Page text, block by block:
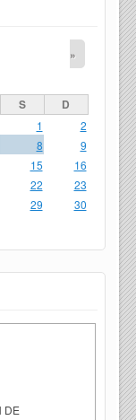
»
S D
1
2
8
9
15
16
22
23
29
30
DE